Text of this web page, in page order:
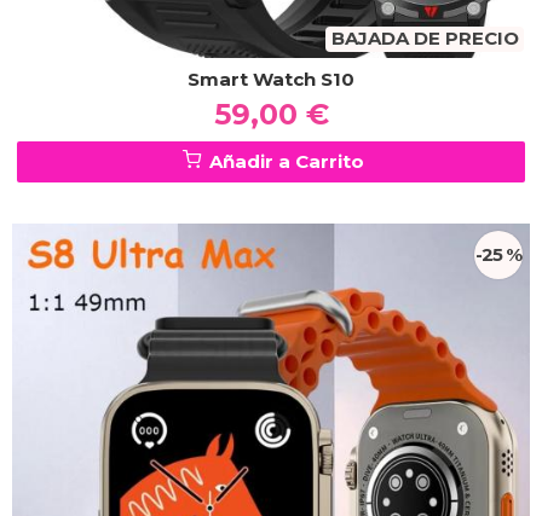
BAJADA DE PRECIO
Smart Watch S10
59,00 €
Añadir a Carrito
-25 %